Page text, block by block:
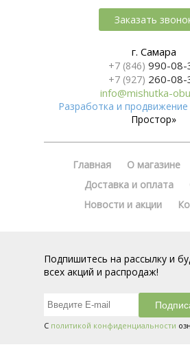
Заказать
г. Самара
+7 (846) 990-08-
+7 (927) 260-08-
info@mishutka-
Разработка и продвижение
Простор»
Главная О магазине
Доставка и оплата
Новости и акции
Подпишитесь на рассылку и
всех акций и распродаж!
С политикой конфиденциальности